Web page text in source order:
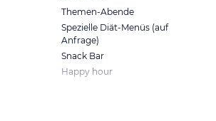
Themen-Abende
Spezielle Diät-Menüs (auf
Anfrage)
Snack Bar
Happy hour